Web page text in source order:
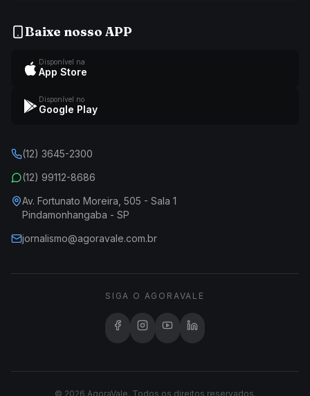
Baixe nosso APP
Disponível na
App Store
Disponível no
Google Play
(12) 3645-2300
(12) 99112-8686
Av. Fortunato Moreira, 505 - Sala 1
Pindamonhangaba - SP
jornalismo@agoravale.com.br
SIGA O AGORAVALE
© 2026 AgoraVale. Todos os direitos reservados.